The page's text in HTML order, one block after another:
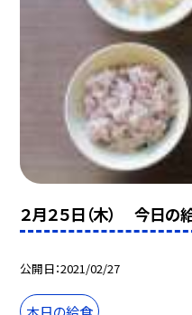
２月２５日（木） 今日の
公開日 2021/02/27
本日の給食